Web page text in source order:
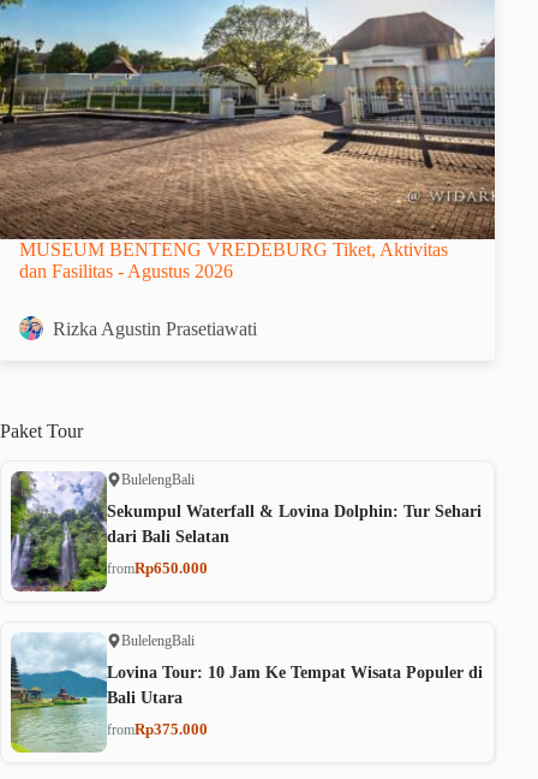
MUSEUM BENTENG VREDEBURG Tiket, Aktivitas
dan Fasilitas - Agustus 2026
Rizka Agustin Prasetiawati
Paket Tour
BulelengBali
Sekumpul Waterfall & Lovina Dolphin: Tur Sehari
dari Bali Selatan
fromRp650.000
BulelengBali
Lovina Tour: 10 Jam Ke Tempat Wisata Populer di
Bali Utara
fromRp375.000